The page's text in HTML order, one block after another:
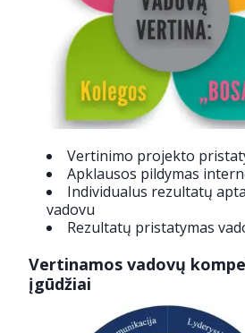
Vertinimo projekto
Apklausos pildymas
Individualus rezultatų
vadovu
Rezultatų pristatymas
Vertinamos vadovų
įgūdžiai